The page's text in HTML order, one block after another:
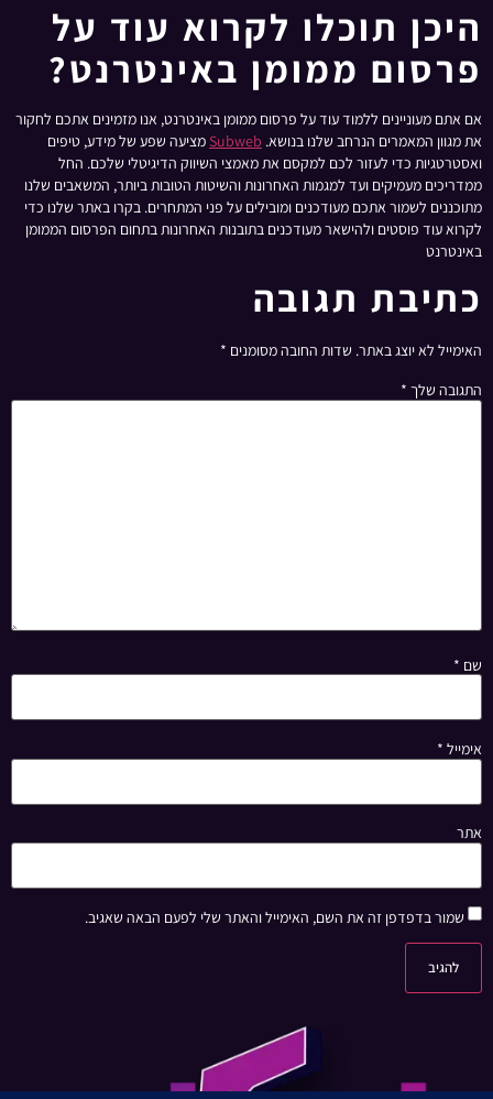
היכן תוכלו לקרוא עוד על
פרסום ממומן באינטרנט?
אם אתם מעוניינים ללמוד עוד על פרסום ממומן באינטרנט, אנו מזמינים אתכם לחקור
את מגוון המאמרים הנרחב שלנו בנושא. Subwebמציעה שפע של מידע, טיפים
ואסטרטגיות כדי לעזור לכם למקסם את מאמצי השיווק הדיגיטלי שלכם. החל
ממדריכים מעמיקים ועד למגמות האחרונות והשיטות הטובות ביותר, המשאבים שלנו
מתוכננים לשמור אתכם מעודכנים ומובילים על פני המתחרים. בקרו באתר שלנו כדי
לקרוא עוד פוסטים ולהישאר מעודכנים בתובנות האחרונות בתחום הפרסום הממומן
באינטרנט
כתיבת תגובה
האימייל לא יוצג באתר. שדות החובה מסומנים *
התגובה שלך *
שם *
אימייל *
אתר
שמור בדפדפן זה את השם, האימייל והאתר שלי לפעם הבאה שאגיב.